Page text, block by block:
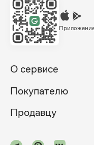
О сервисе
Покупателю
Продавцу